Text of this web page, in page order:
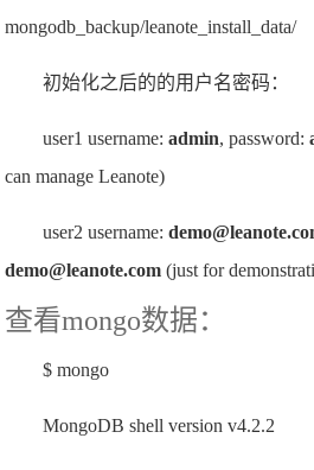
mongodb_backup/leanote_install_data/
初始化之后的的用户名密码：
user1 username:admin, password:
can manage Leanote)
user2 username:
demo@leanote.com (just for
查看mongo数据：
$ mongo
MongoDB shell version v4.2.2